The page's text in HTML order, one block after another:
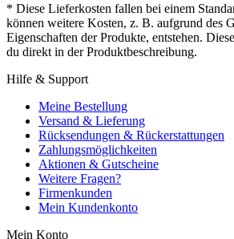
* Diese Lieferkosten fallen bei einem
können weitere Kosten, z. B. aufgrund des
Eigenschaften der Produkte, entstehen.
du direkt in der Produktbeschreibung.
Hilfe & Support
Meine Bestellung
Versand & Lieferung
Rücksendungen & Rückerstattungen
Zahlungsmöglichkeiten
Aktionen & Gutscheine
Weitere Fragen?
Firmenkunden
Mein Kundenkonto
Mein Konto